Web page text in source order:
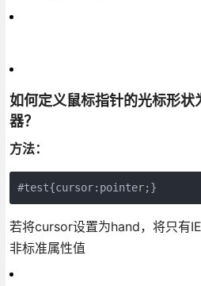
如何定义鼠标指针的光标形状
器？
方法：
#test{cursor:pointer;}
若将cursor设置为hand，将只有
非标准属性值